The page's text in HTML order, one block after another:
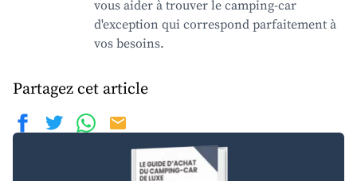
vous aider à trouver le camping-car
d'exception qui correspond parfaitement à
vos besoins.
Partagez cet article